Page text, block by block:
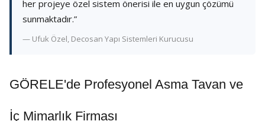
her projeye özel sistem önerisi ile en uygun çözümü
sunmaktadır.”
— Ufuk Özel, Decosan Yapı Sistemleri Kurucusu
GÖRELE'de Profesyonel Asma Tavan ve
İç Mimarlık Firması